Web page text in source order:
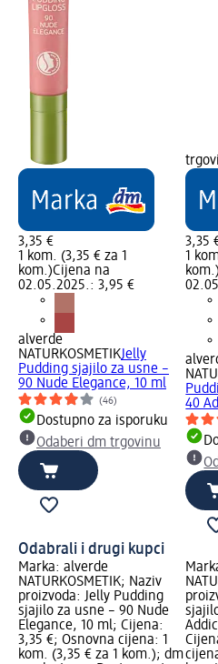
3,35 €
1 kom. (3,35 € za 1
kom.)Cijena na
02.05.2025.: 3,95 €
alverde
NATURKOSMETIKJelly
Pudding sjajilo za usne –
90 Nude Elegance, 10 ml
(46)
Dostupno za isporuku
Odaberi dm trgovinu
3,35
1
40
Odabrali i drugi kupci
Marka: alverde
NATURKOSMETIK; Naziv
proizvoda: Jelly Pudding
sjajilo za usne – 90 Nude
Elegance, 10 ml; Cijena:
3,35 €; Osnovna cijena: 1
kom. (3,35 € za 1 kom.); dm